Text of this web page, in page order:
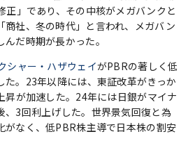
正」であり、その中核がメガバンクと
商社、冬の時代」と言われ、メガバン
だ時期が長かった。
シャー・ハザウェイがPBRの著しく低
た。23年以降には、東証改革がきっか
昇が加速した。24年には日銀がマイナ
、3回利上げした。世界景気回復と為
がなく、低PBR株主導で日本株の割安